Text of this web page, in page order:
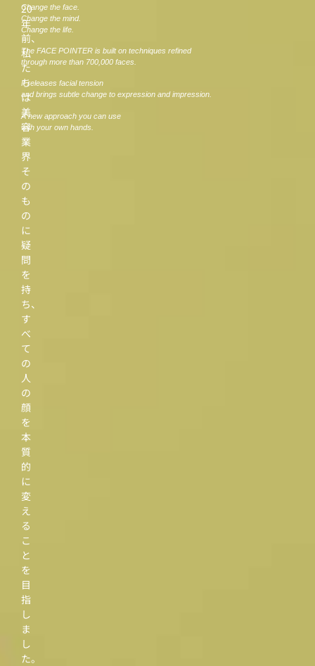
20
年
前、
私
た
ち
は
美
容
業
界
そ
の
も
の
に
疑
問
を
持
ち、
す
べ
て
の
人
の
顔
を
本
質
的
に
変
え
る
こ
と
を
目
指
し
ま
し
た。
Change the face.
Change the mind.
Change the life.
The FACE POINTER is built on techniques refined
through more than 700,000 faces.
It releases facial tension
and brings subtle change to expression and impression.
A new approach you can use
with your own hands.